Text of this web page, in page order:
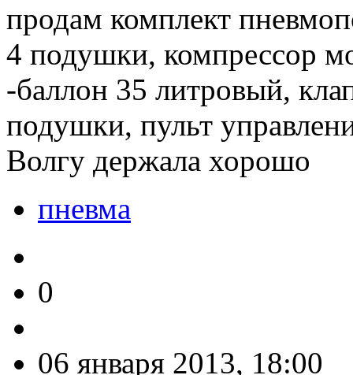
продам комплект
4 подушки, компрессор
-баллон 35 литровый,
подушки, пульт
Волгу держала хорошо
пневма
0
06 января 2013, 18:00